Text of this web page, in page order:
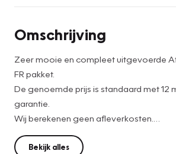
Omschrijving
Zeer mooie en compleet uitgevoerde
FR pakket.
De genoemde prijs is standaard met 12
garantie.
Wij berekenen geen afleverkosten.
Verlengde garantie t/m 2032 is
voorwaarden)
Bekijk alles